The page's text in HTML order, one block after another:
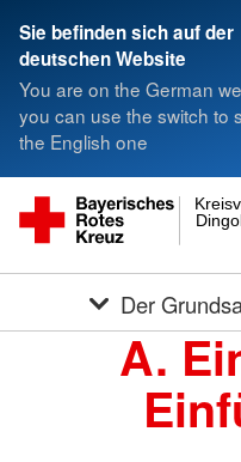
Sie befinden sich auf der
deutschen Website
You are on the German
you can use the switch to
the English one
Der
A.